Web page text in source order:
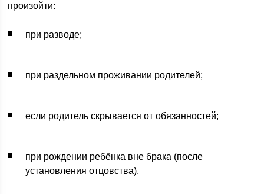
произойти:
при разводе;
при раздельном проживании родителей;
если родитель скрывается от обязанностей;
при рождении ребёнка вне брака (после
установления отцовства).